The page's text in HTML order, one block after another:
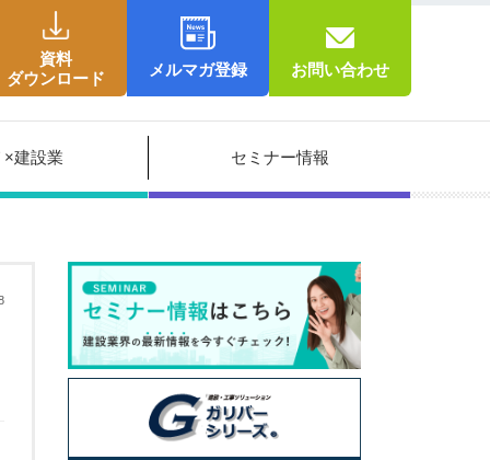
資料
ダウンロード
メルマガ登録 お問い合わせ
×建設業 セミナー情報